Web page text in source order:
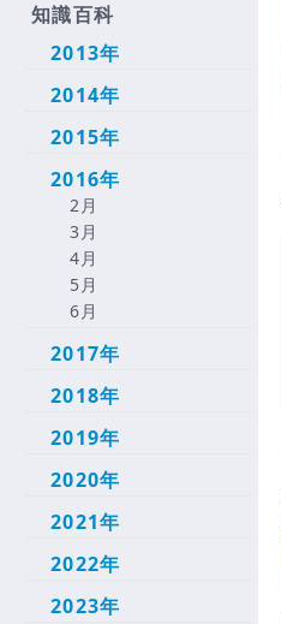
知識百科
2013年
2014年
2015年
2016年
2月
3月
4月
5月
6月
2017年
2018年
2019年
2020年
2021年
2022年
2023年